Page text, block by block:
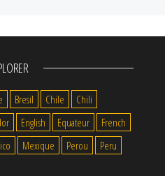
Bresil Chile
Chili
English Equateur
French
Mexique Perou Peru